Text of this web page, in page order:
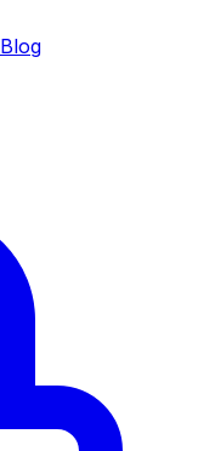
Blog